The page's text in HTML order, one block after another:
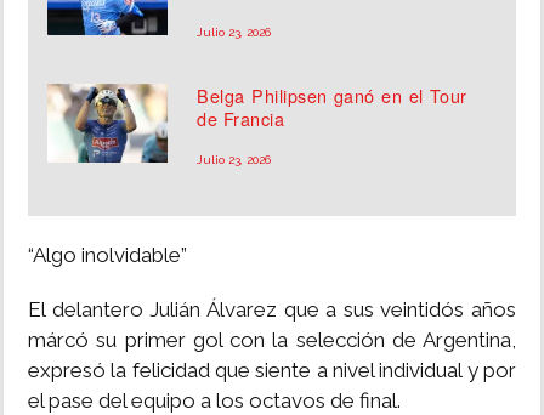
Julio 23, 2026
Belga Philipsen ganó en el Tour
de Francia
Julio 23, 2026
“Algo inolvidable”
El delantero Julián Álvarez que a sus veintidós años
márcó su primer gol con la selección de Argentina,
expresó la felicidad que siente a nivel individual y por
el pase del equipo a los octavos de final.